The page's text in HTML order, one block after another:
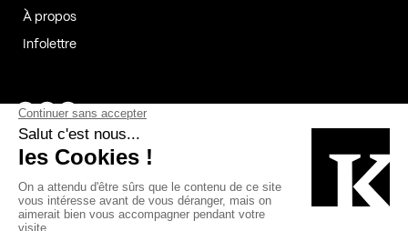
À propos
Infolettre
Page Facebook de Kollectif
Page Instagram de Kollectif
Page Linkedin de Kollectif